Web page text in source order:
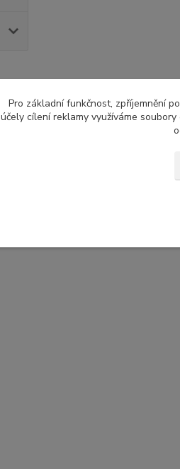
Pro základní funkčnost, zpříjemnění
účely cílení reklamy využíváme